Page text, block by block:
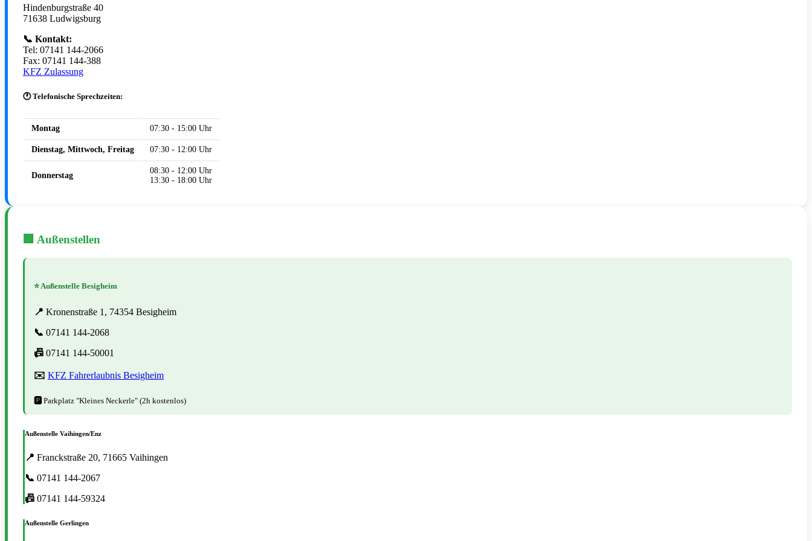
Hindenburgstraße 40
71638 Ludwigsburg
📞 Kontakt:
Tel: 07141 144-2066
Fax: 07141 144-388
KFZ Zulassung
🕐 Telefonische Sprechzeiten:
Montag 07:30 - 15:00 Uhr
Dienstag, Mittwoch, Freitag 07:30 - 12:00 Uhr
Donnerstag
08:30 - 12:00 Uhr
13:30 - 18:00 Uhr
🏢 Außenstellen
⭐ Außenstelle Besigheim
📍 Kronenstraße 1, 74354 Besigheim
📞 07141 144-2068
📠 07141 144-50001
✉️ KFZ Fahrerlaubnis Besigheim
🅿️ Parkplatz "Kleines Neckerle" (2h kostenlos)
Außenstelle Vaihingen/Enz
📍 Franckstraße 20, 71665 Vaihingen
📞 07141 144-2067
📠 07141 144-59324
Außenstelle Gerlingen